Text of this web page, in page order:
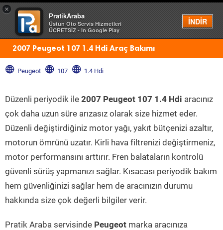
×
PratikAraba
Üstün Oto Servis Hizmetleri
ÜCRETSİZ - In Google Play
İNDİR
Menü
2007 Peugeot 107 1.4 Hdi Araç Bakımı
Peugeot 107 1.4 Hdi
Düzenli periyodik ile 2007 Peugeot 107 1.4 Hdi aracınız
çok daha uzun süre arızasız olarak size hizmet eder.
Düzenli değiştirdiğiniz motor yağı, yakıt bütçenizi azaltır,
motorun ömrünü uzatır. Kirli hava filtrenizi değiştirmeniz,
motor performansını arttırır. Fren balataların kontrolü
güvenli sürüş yapmanızı sağlar. Kısacası periyodik bakım
hem güvenliğinizi sağlar hem de aracınızın durumu
hakkında size çok değerli bilgiler verir.
Pratik Araba servisinde Peugeot marka aracınıza